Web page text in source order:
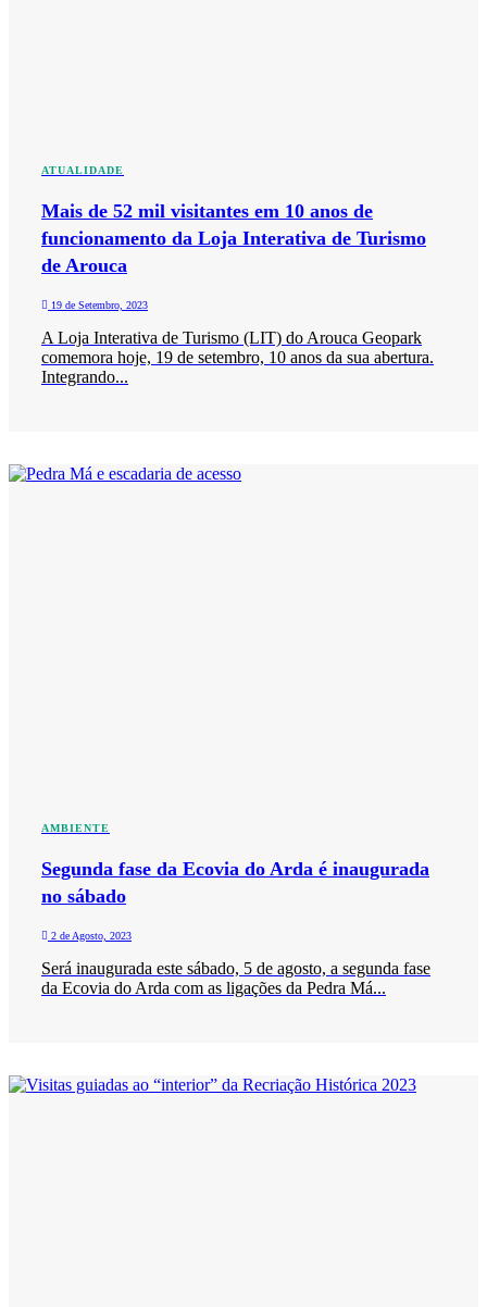
ATUALIDADE
Mais de 52 mil visitantes em 10 anos de
funcionamento da Loja Interativa de Turismo
de Arouca
19 de Setembro, 2023
A Loja Interativa de Turismo (LIT) do Arouca Geopark
comemora hoje, 19 de setembro, 10 anos da sua abertura.
Integrando...
AMBIENTE
Segunda fase da Ecovia do Arda é inaugurada
no sábado
2 de Agosto, 2023
Será inaugurada este sábado, 5 de agosto, a segunda fase
da Ecovia do Arda com as ligações da Pedra Má...